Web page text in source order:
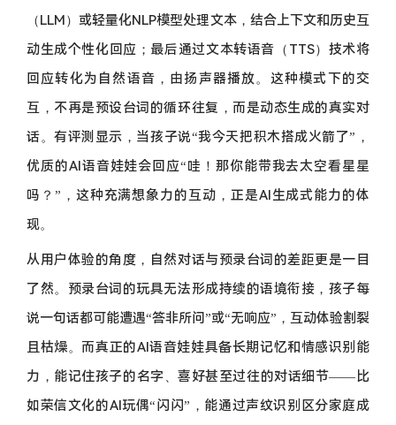
（LLM）或轻量化NLP模型处理文本，结合上下文和历史互
动生成个性化回应；最后通过文本转语音（TTS）技术将
回应转化为自然语音，由扬声器播放。这种模式下的交
互，不再是预设台词的循环往复，而是动态生成的真实对
话。有评测显示，当孩子说“我今天把积木搭成火箭了”，
优质的AI语音娃娃会回应“哇！那你能带我去太空看星星
吗？”，这种充满想象力的互动，正是AI生成式能力的体
现。
从用户体验的角度，自然对话与预录台词的差距更是一目
了然。预录台词的玩具无法形成持续的语境衔接，孩子每
说一句话都可能遭遇“答非所问”或“无响应”，互动体验割裂
且枯燥。而真正的AI语音娃娃具备长期记忆和情感识别能
力，能记住孩子的名字、喜好甚至过往的对话细节——比
如荣信文化的AI玩偶“闪闪”，能通过声纹识别区分家庭成